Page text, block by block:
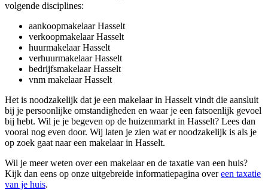
volgende disciplines:
aankoopmakelaar Hasselt
verkoopmakelaar Hasselt
huurmakelaar Hasselt
verhuurmakelaar Hasselt
bedrijfsmakelaar Hasselt
vnm makelaar Hasselt
Het is noodzakelijk dat je een makelaar in Hasselt vindt die aansluit
bij je persoonlijke omstandigheden en waar je een fatsoenlijk gevoel
bij hebt. Wil je je begeven op de huizenmarkt in Hasselt? Lees dan
vooral nog even door. Wij laten je zien wat er noodzakelijk is als je
op zoek gaat naar een makelaar in Hasselt.
Wil je meer weten over een makelaar en de taxatie van een huis?
Kijk dan eens op onze uitgebreide informatiepagina overeen taxatie
van je huis.